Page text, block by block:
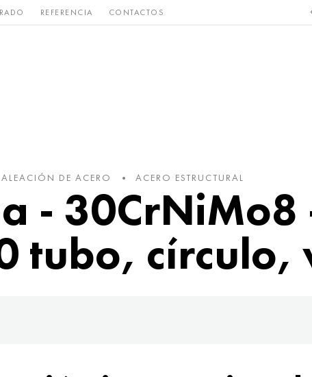
REFERENCIA CONTACTOS
Raro y Bronce, cobre,
ALEACIÓN DE ACERO ACERO ESTRUCTURAL
- 30CrNiMo8
tubo, círculo,